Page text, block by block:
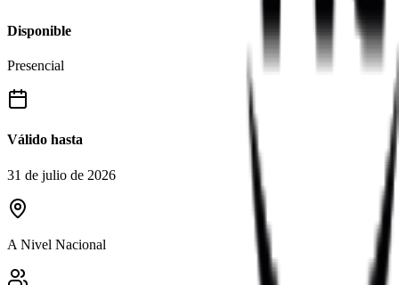
Disponible
Presencial
Válido hasta
31 de julio de 2026
A Nivel Nacional